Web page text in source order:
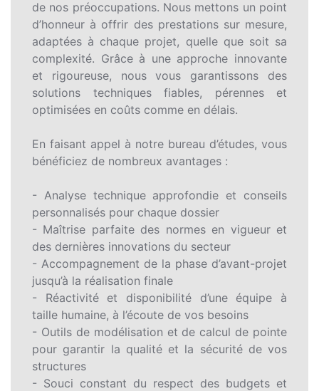
de nos préoccupations. Nous mettons un point
d’honneur à offrir des prestations sur mesure,
adaptées à chaque projet, quelle que soit sa
complexité. Grâce à une approche innovante
et rigoureuse, nous vous garantissons des
solutions techniques fiables, pérennes et
optimisées en coûts comme en délais.
En faisant appel à notre bureau d’études, vous
bénéficiez de nombreux avantages :
- Analyse technique approfondie et conseils
personnalisés pour chaque dossier
- Maîtrise parfaite des normes en vigueur et
des dernières innovations du secteur
- Accompagnement de la phase d’avant-projet
jusqu’à la réalisation finale
- Réactivité et disponibilité d’une équipe à
taille humaine, à l’écoute de vos besoins
- Outils de modélisation et de calcul de pointe
pour garantir la qualité et la sécurité de vos
structures
- Souci constant du respect des budgets et